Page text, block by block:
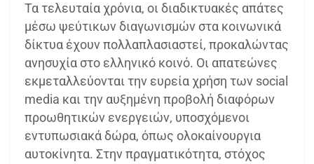
Τα τελευταία χρόνια, οι διαδικτυακές απάτες
μέσω ψεύτικων διαγωνισμών στα κοινωνικά
δίκτυα έχουν πολλαπλασιαστεί, προκαλώντας
ανησυχία στο ελληνικό κοινό. Οι απατεώνες
εκμεταλλεύονται την ευρεία χρήση των social
media και την αυξημένη προβολή διαφόρων
προωθητικών ενεργειών, υποσχόμενοι
εντυπωσιακά δώρα, όπως ολοκαίνουργια
αυτοκίνητα. Στην πραγματικότητα, στόχος